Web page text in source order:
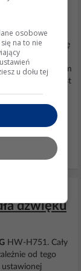
z głosem a
na maksa. Mogę
zaraz wraca
(mute). Nie wiem
Czy jest
- szum z
dźwięku
HW-H751. Cały
od tego
ustawionej
osobowe
na to nie
u dołu tej